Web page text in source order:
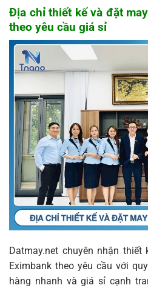
Địa chỉ thiết kế và đặt
theo yêu cầu giá sỉ
Datmay.net chuyên nhận
Eximbank theo yêu cầu với
hàng nhanh và giá sỉ cạnh